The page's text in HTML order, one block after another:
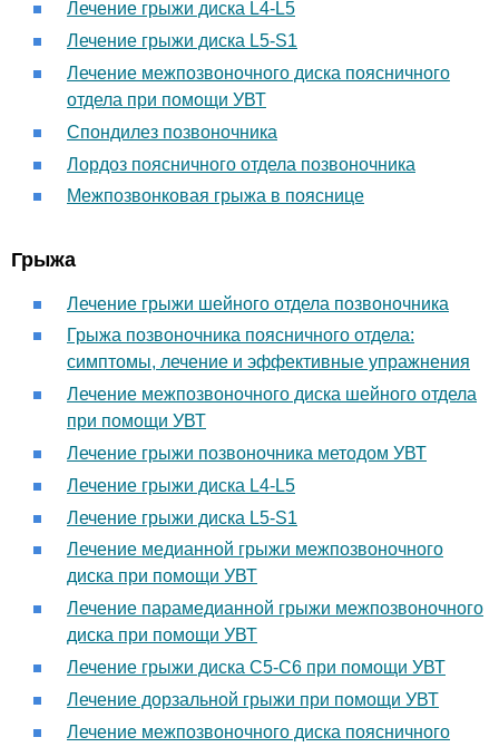
Лечение грыжи диска L4-L5
Лечение грыжи диска L5-S1
Лечение межпозвоночного диска поясничного
отдела при помощи УВТ
Спондилез позвоночника
Лордоз поясничного отдела позвоночника
Межпозвонковая грыжа в пояснице
Грыжа
Лечение грыжи шейного отдела позвоночника
Грыжа позвоночника поясничного отдела:
симптомы, лечение и эффективные упражнения
Лечение межпозвоночного диска шейного отдела
при помощи УВТ
Лечение грыжи позвоночника методом УВТ
Лечение грыжи диска L4-L5
Лечение грыжи диска L5-S1
Лечение медианной грыжи межпозвоночного
диска при помощи УВТ
Лечение парамедианной грыжи межпозвоночного
диска при помощи УВТ
Лечение грыжи диска С5-С6 при помощи УВТ
Лечение дорзальной грыжи при помощи УВТ
Лечение межпозвоночного диска поясничного